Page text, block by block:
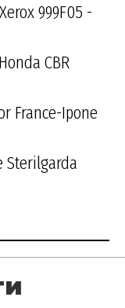
999F05 -
CBR
France-Ipone
Sterilgarda